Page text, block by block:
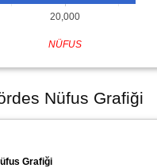
20,000
NÜFUS
Nüfus Grafiği
Grafiği